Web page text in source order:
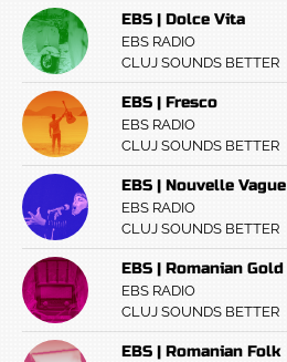
EBS | Dolce Vita
EBS RADIO
CLUJ SOUNDS BETTER
EBS | Fresco
EBS RADIO
CLUJ SOUNDS BETTER
EBS | Nouvelle Vague
EBS RADIO
CLUJ SOUNDS BETTER
EBS | Romanian Gold
EBS RADIO
CLUJ SOUNDS BETTER
EBS | Romanian Folk